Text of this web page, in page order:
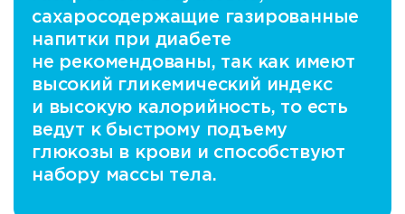
сахаросодержащие газированные
напитки при диабете
не рекомендованы, так как имеют
высокий гликемический индекс
и высокую калорийность, то есть
ведут к быстрому подъему
глюкозы в крови и способствуют
набору массы тела.